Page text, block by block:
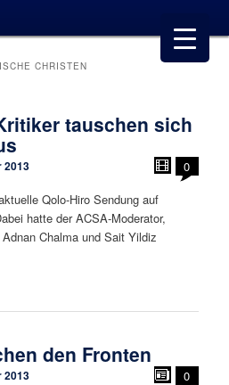
CHRISTEN
tauschen sich
2013
0
Qolo-Hiro Sendung auf
hatte der ACSA-Moderator,
Chalma und Sait Yildiz
den Fronten
2013 0